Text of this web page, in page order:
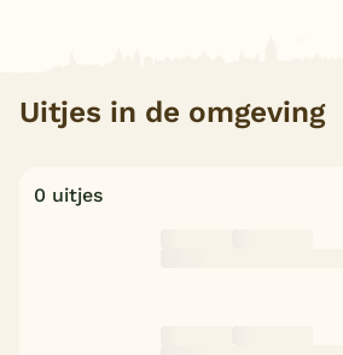
Uitjes in de omgeving
0 uitjes